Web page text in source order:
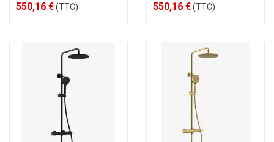
550,16 €(TTC) 550,16 €(TTC)